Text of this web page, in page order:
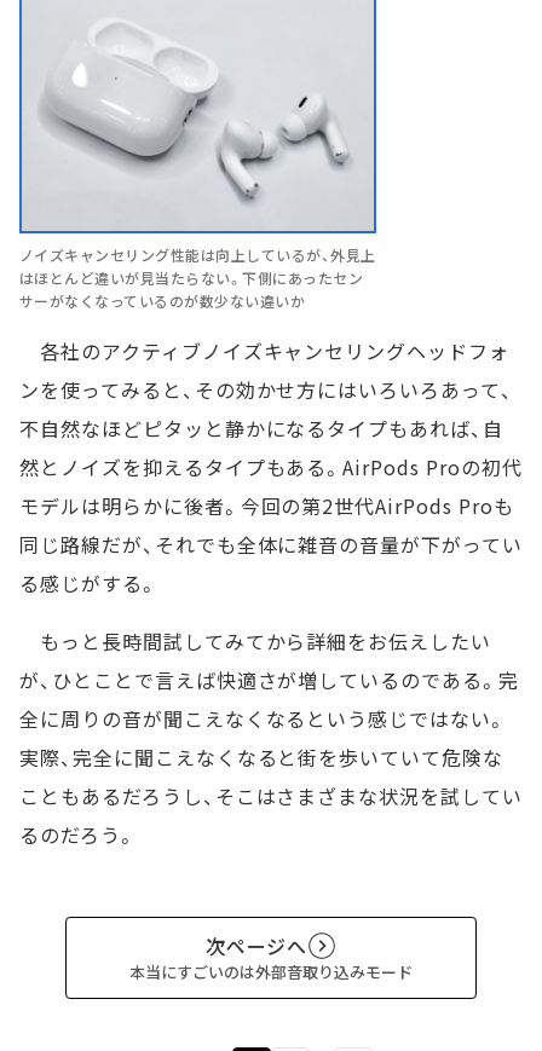
ノイズキャンセリング性能は向上しているが、外見上
はほとんど違いが見当たらない。下側にあったセン
サーがなくなっているのが数少ない違いか
各社のアクティブノイズキャンセリングヘッドフォ
ンを使ってみると、その効かせ方にはいろいろあって、
不自然なほどピタッと静かになるタイプもあれば、自
然とノイズを抑えるタイプもある。AirPods Proの初代
モデルは明らかに後者。今回の第2世代AirPods Proも
同じ路線だが、それでも全体に雑音の音量が下がってい
る感じがする。
もっと長時間試してみてから詳細をお伝えしたい
が、ひとことで言えば快適さが増しているのである。完
全に周りの音が聞こえなくなるという感じではない。
実際、完全に聞こえなくなると街を歩いていて危険な
こともあるだろうし、そこはさまざまな状況を試してい
るのだろう。
次ページへ
本当にすごいのは外部音取り込みモード